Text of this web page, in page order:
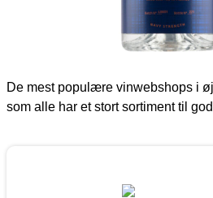
De mest populære vinwebshops i
som alle har et stort sortiment til